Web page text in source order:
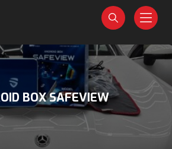
BOX SAFEVIEW